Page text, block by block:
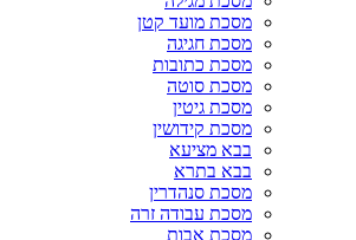
מסכת מועד קטן
מסכת חגיגה
מסכת כתובות
מסכת סוטה
מסכת גיטין
מסכת קידושין
בבא מציעא
בבא בתרא
מסכת סנהדרין
מסכת עבודה זרה
מסכת אבות